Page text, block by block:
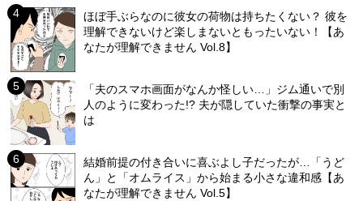
ほぼ手ぶらなのに彼女の荷物は持ちたくない？ 彼を
理解できないけど楽しまないともったいない！【あ
なたが理解できません Vol.8】
「夫のスマホ画面がなんか怪しい…」ジム通いで別
人のように変わった!? 夫が隠していた衝撃の事実と
は
結婚前提の付き合いに喜ぶよし子だったが…「うど
ん」と「オムライス」から始まる小さな違和感【あ
なたが理解できません Vol.5】